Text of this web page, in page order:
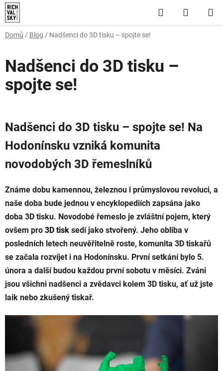
Přejít
na
obsah
Hledat
KOŠÍK
Domů / Blog / Nadšenci do 3D tisku – spojte se!
Nadšenci do 3D tisku –
spojte se!
Nadšenci do 3D tisku – spojte se! Na
Hodonínsku vzniká komunita
novodobých 3D řemeslníků
Známe dobu kamennou, železnou i průmyslovou revoluci, a
naše doba bude jednou v encyklopediích zapsána jako
doba 3D tisku. Novodobé řemeslo je zvláštní pojem, který
ovšem pro 3D tisk sedí jako stvořený. Jeho obliba v
posledních letech neuvěřitelně roste, komunita 3D tiskařů
se začala rozvíjet i na Hodonínsku. První setkání bylo 5.
února a další budou každou první sobotu v měsíci. Zváni
jsou všichni nadšenci a zvědavci kolem 3D tisku, ať už jste
laik nebo zkušený tiskař.